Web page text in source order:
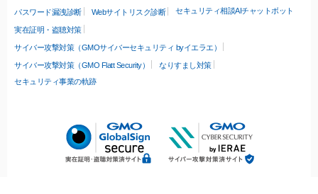
パスワード漏洩診断 Webサイトリスク診断 セキュリティ相談AIチャットボット
実在証明・盗聴対策
サイバー攻撃対策（GMOサイバーセキュリティ byイエラエ）
サイバー攻撃対策（GMO Flatt Security）
なりすまし対策
セキュリティ事業の軌跡